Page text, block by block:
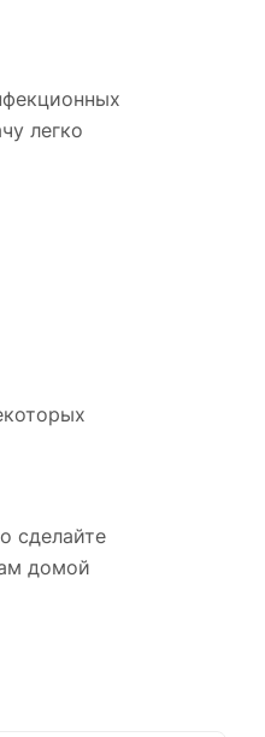
легко
сделайте
домой